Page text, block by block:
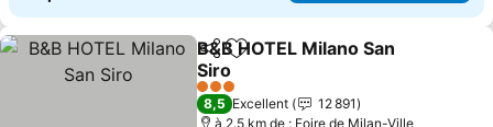
PartagerAjouter à mes favoris
B&B HOTEL Milano San
Siro
3 Étoiles
8,5 Excellent
12 891
à 2.5 km de : Foire de Milan-Ville